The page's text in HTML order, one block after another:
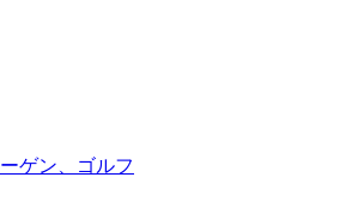
ゲン、ゴルフ